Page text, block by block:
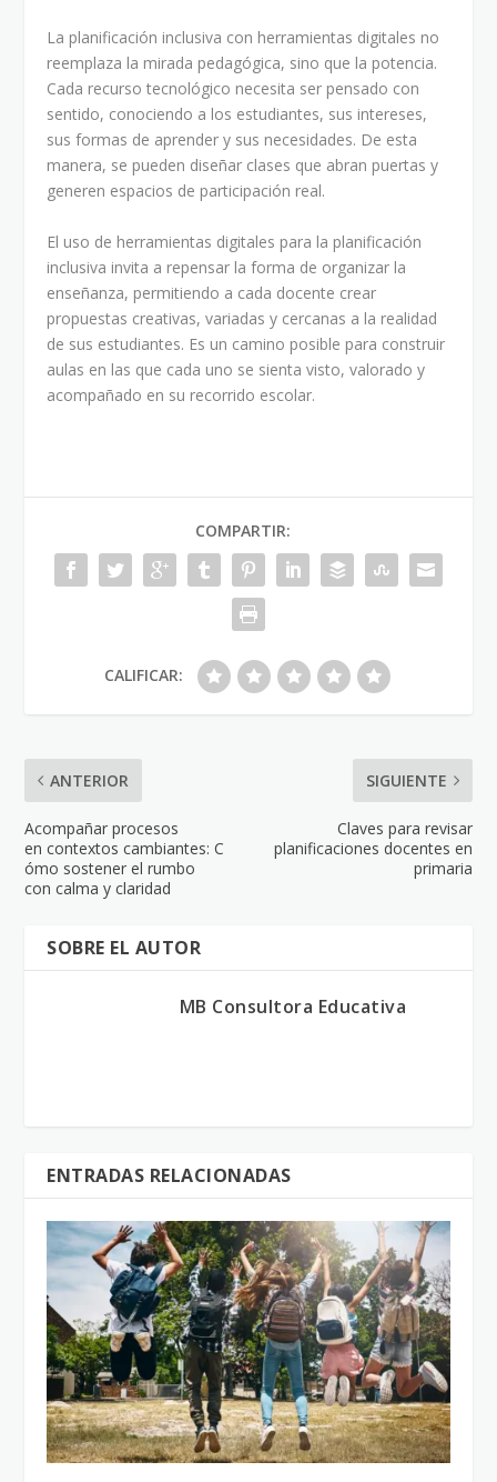
La planificación inclusiva con herramientas digitales no
reemplaza la mirada pedagógica, sino que la potencia.
Cada recurso tecnológico necesita ser pensado con
sentido, conociendo a los estudiantes, sus intereses,
sus formas de aprender y sus necesidades. De esta
manera, se pueden diseñar clases que abran puertas y
generen espacios de participación real.
El uso de herramientas digitales para la planificación
inclusiva invita a repensar la forma de organizar la
enseñanza, permitiendo a cada docente crear
propuestas creativas, variadas y cercanas a la realidad
de sus estudiantes. Es un camino posible para construir
aulas en las que cada uno se sienta visto, valorado y
acompañado en su recorrido escolar.
COMPARTIR:
CALIFICAR:
ANTERIOR
Acompañar procesos
en contextos cambiantes: C
ómo sostener el rumbo
con calma y claridad
SIGUIENTE
Claves para revisar
planificaciones docentes en
primaria
SOBRE EL AUTOR
MB Consultora Educativa
ENTRADAS RELACIONADAS